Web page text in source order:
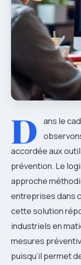
D ans le
accordée aux
prévention. Le
approche
entreprises dans
cette solution
industriels en
mesures
puisqu’il permet